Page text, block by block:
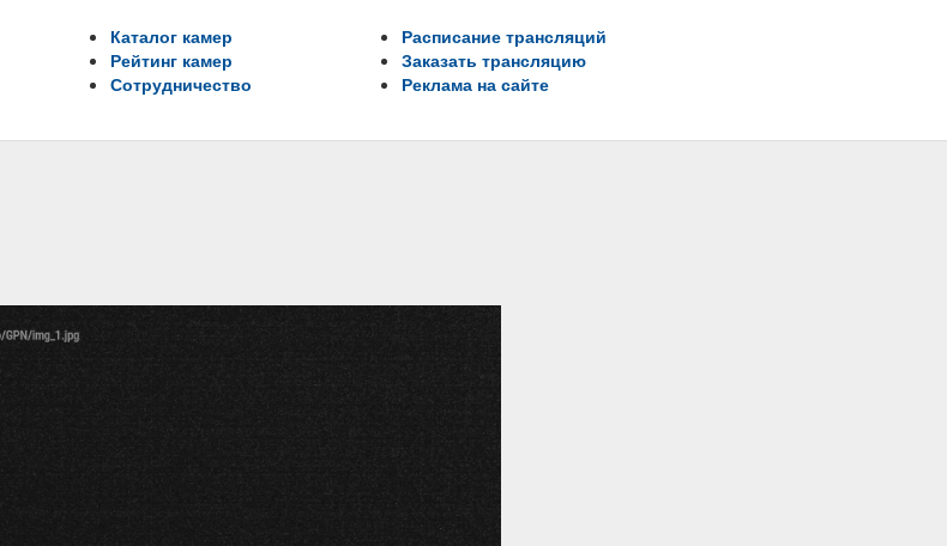
Каталог камер
Рейтинг камер
Сотрудничество
Расписание трансляций
Заказать трансляцию
Реклама на сайте